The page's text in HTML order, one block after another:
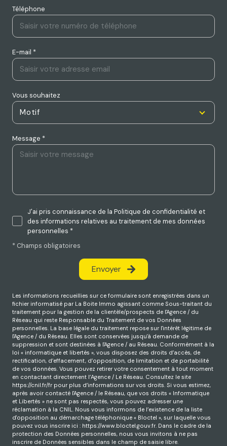
Téléphone
E-mail *
Vous souhaitez
Motif
Message *
J'ai pris connaissance de la Politique de confidentialité et
des informations relatives au traitement de mes données
personnelles *
* Champs obligatoires
Envoyer
Les informations recueillies sur ce formulaire sont enregistrées dans un
fichier informatisé par La Boite Immo agissant comme Sous-traitant du
traitement pour la gestion de la clientèle/prospects de l'Agence / du
Réseau qui reste Responsable du Traitement de vos Données
personnelles. La base légale du traitement repose sur l'intérêt légitime de
l'Agence / du Réseau. Elles sont conservées jusqu'à demande de
suppression et sont destinées à l'Agence / au Réseau. Conformément à la
loi « informatique et libertés », vous disposez des droits d’accès, de
rectification, d’effacement, d’opposition, de limitation et de portabilité
de vos données. Vous pouvez retirer votre consentement à tout moment
en contactant directement l’Agence / Le Réseau. Consultez le site
https://cnil.fr/fr pour plus d’informations sur vos droits. Si vous estimez,
après avoir contacté l'Agence / le Réseau, que vos droits « Informatique
et Libertés » ne sont pas respectés, vous pouvez adresser une
réclamation à la CNIL. Nous vous informons de l’existence de la liste
d'opposition au démarchage téléphonique « Bloctel », sur laquelle vous
pouvez vous inscrire ici : https://www.bloctel.gouv.fr . Dans le cadre de la
protection des Données personnelles, nous vous invitons à ne pas
inscrire de Données sensibles dans le champ de saisie libre.